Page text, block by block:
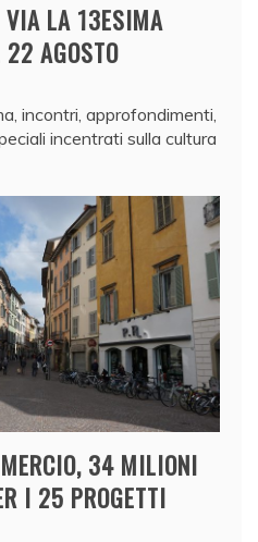
VIA LA 13ESIMA
AGOSTO
incontri, approfondimenti,
incentrati sulla cultura
34 MILIONI
I 25 PROGETTI